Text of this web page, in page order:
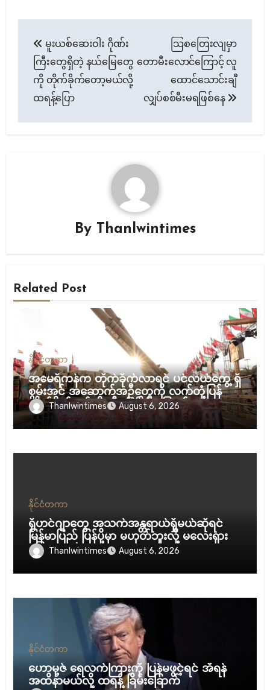
navigation
မူးယစ်ဆေးဝါး ဂိုဏ်း
ကြီးတွေရှိတဲ့ နယ်မြေတွေ
ကို တိုက်ခိုက်တော့မယ်လို့
ထရန့်ပြော
သြစတြေးလျမှာ
တောမီးလောင်ကြောင့် လူ
ထောင်သောင်းချီ
လျှပ်စစ်မီးမရဖြစ်နေ
By Thanlwintimes
Related Post
နိုင်ငံတကာ
အမေရိကန်က တိုက်ခိုက်လာရင် ပင်လယ်ကွေ့ ရှိ
စွမ်းအင် အဆောက်အဦတွေကို လက်တုံ့ပြန်
တိုက်ခိုက်မယ်လို့ အီရန် ခြိမ်းခြောက်
Thanlwintimes August 6, 2026
နိုင်ငံတကာ
ရိုဟင်ဂျာတွေ အသက်အန္တရာယ်ရှိမယ်ဆိုရင်
မြန်မာပြည် ပြန်ပို့မှာ မဟုတ်ဘူးလို့ မလေးရှား
ပြောThanlwintimes August 6, 2026
နိုင်ငံတကာ
ဟောမု့ဇ် ရေလက်ကြားကို ပြန်မဖွင့်ရင် အီရန်
အထိနာမယ်လို့ ထရန့် ခြိမ်းခြောက်